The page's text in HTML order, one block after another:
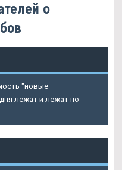
о
"новые
лежат и лежат по